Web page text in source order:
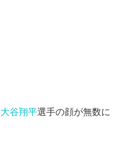
大谷翔平選手の顔が無数に